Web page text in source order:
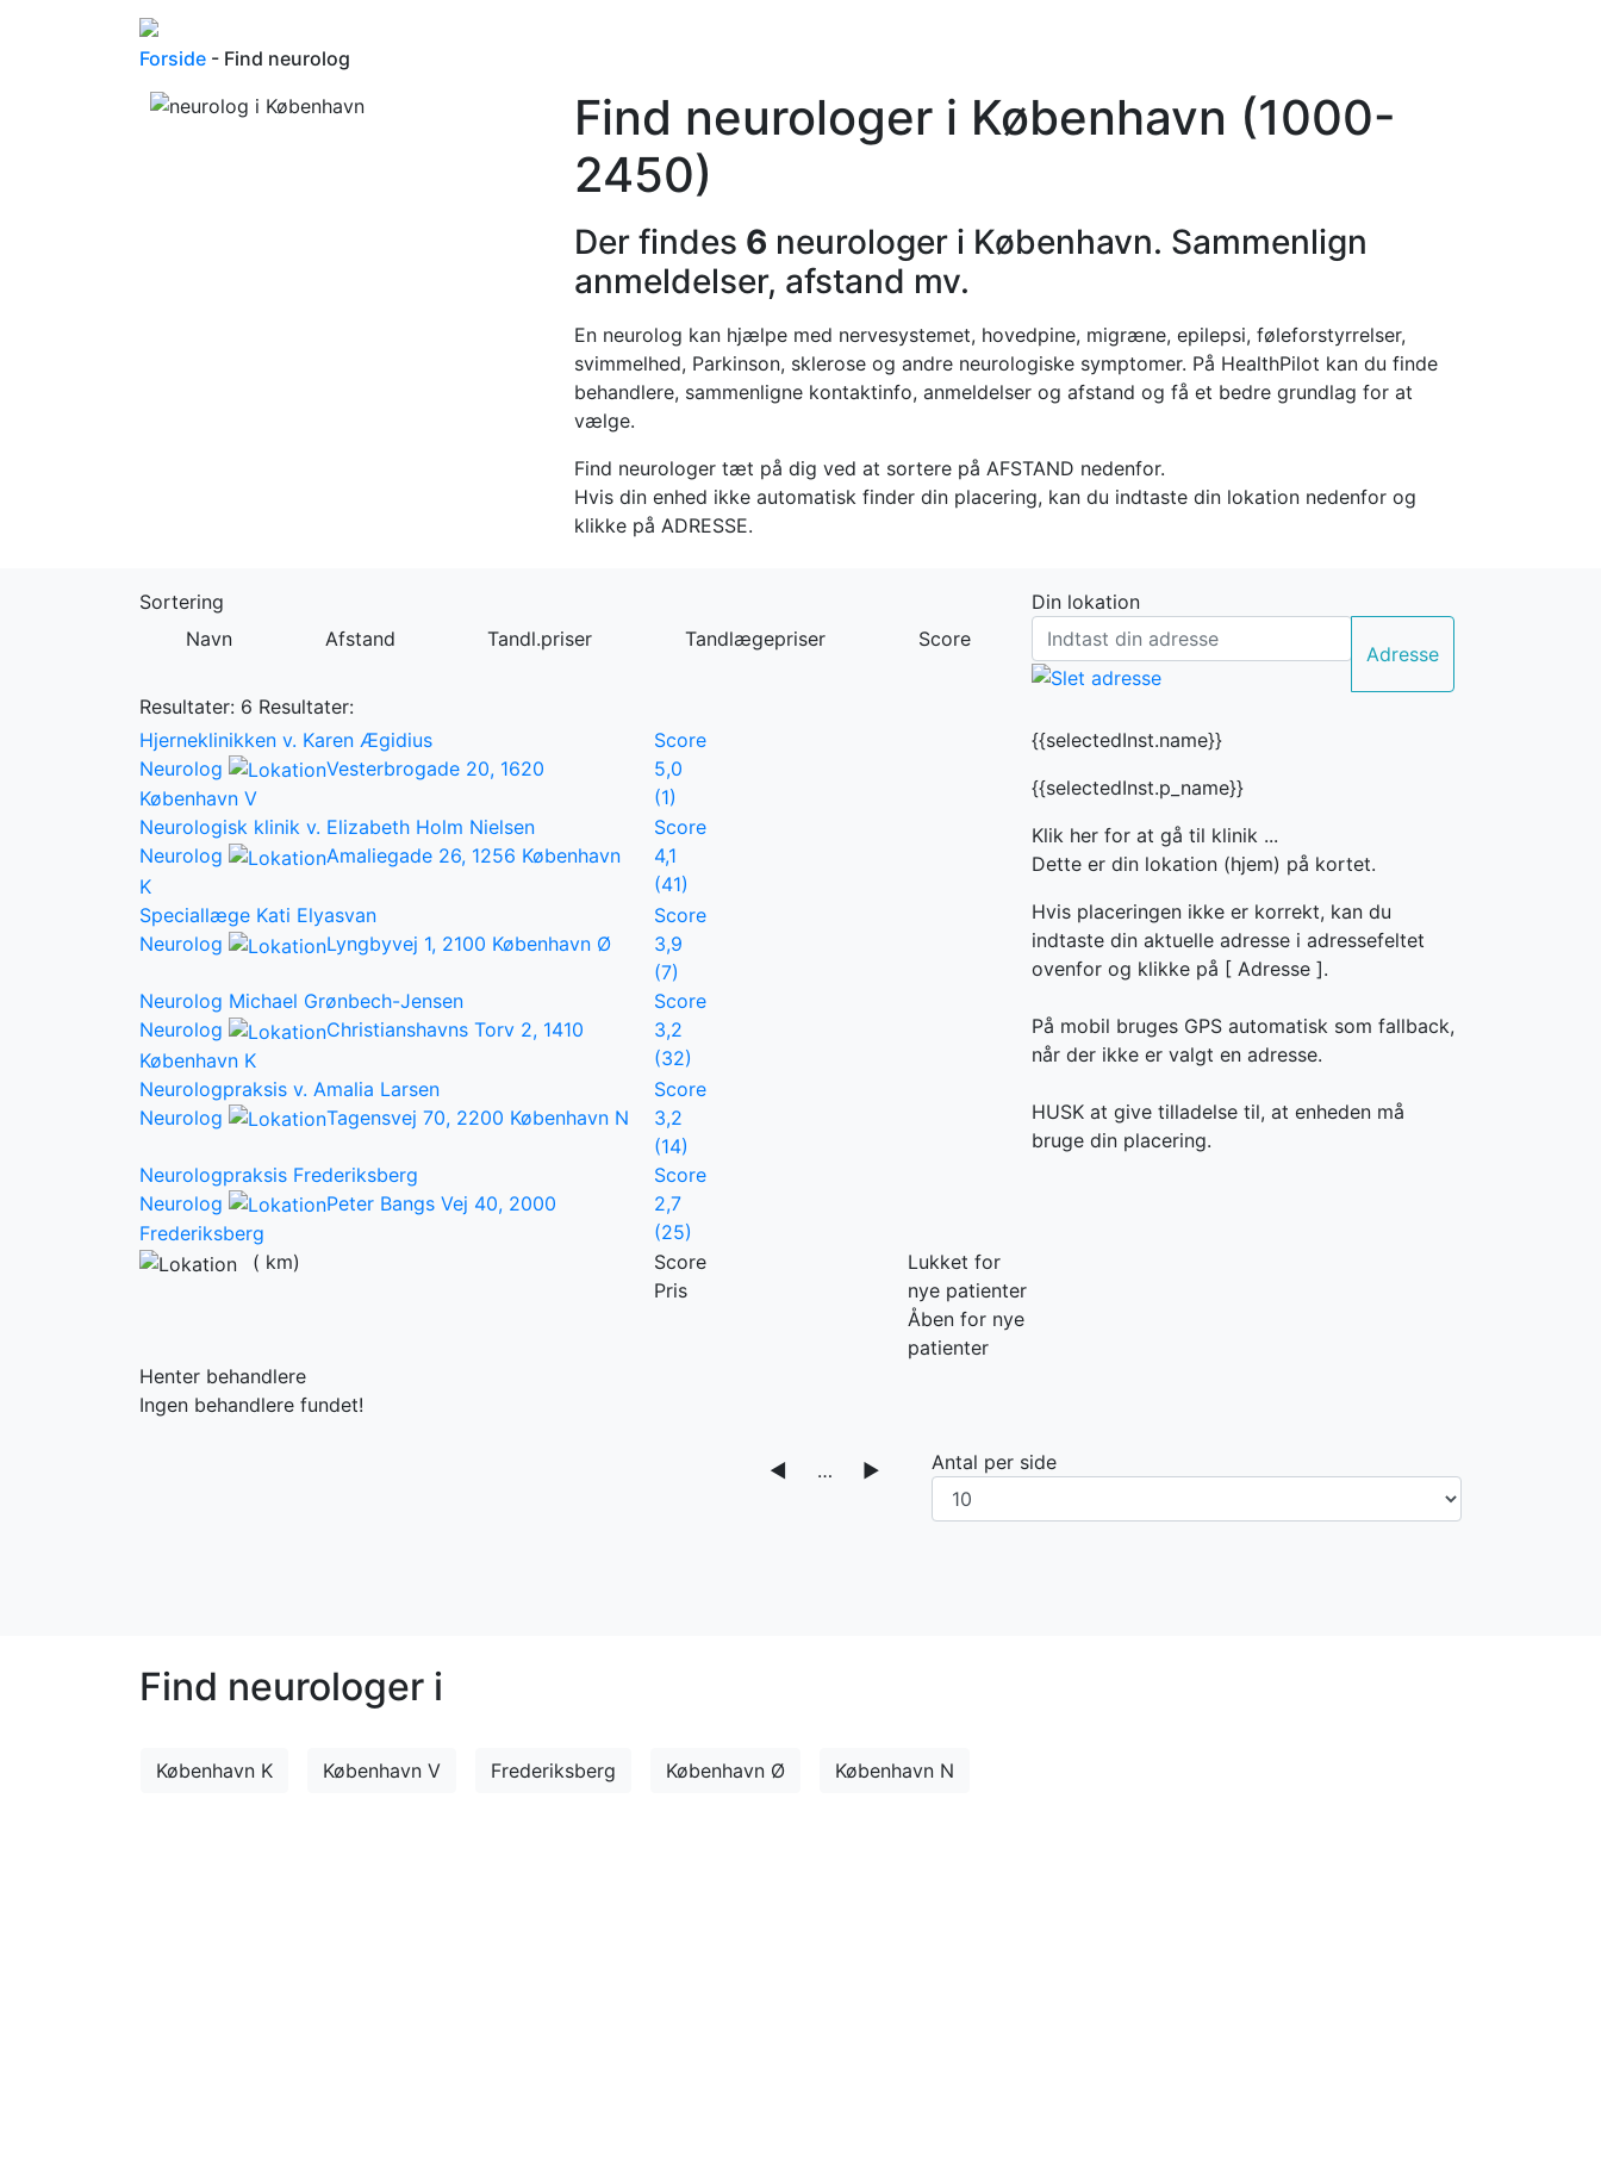
Forside - Find neurolog
Find neurologer i København (1000-
2450)
Der findes 6 neurologer i København. Sammenlign
anmeldelser, afstand mv.
En neurolog kan hjælpe med nervesystemet, hovedpine, migræne, epilepsi, føleforstyrrelser,
svimmelhed, Parkinson, sklerose og andre neurologiske symptomer. På HealthPilot kan du finde
behandlere, sammenligne kontaktinfo, anmeldelser og afstand og få et bedre grundlag for at
vælge.
Find neurologer tæt på dig ved at sortere på AFSTAND nedenfor.
Hvis din enhed ikke automatisk finder din placering, kan du indtaste din lokation nedenfor og
klikke på ADRESSE.
Sortering
Navn
Afstand Tandl.priser Tandlægepriser Score
Din lokation
Adresse
Resultater: 6 Resultater:
Hjerneklinikken v. Karen Ægidius
Neurolog
Vesterbrogade 20, 1620
København V
Score
5,0
(1)
Neurologisk klinik v. Elizabeth Holm Nielsen
Neurolog
Amaliegade 26, 1256 København
K
Score
4,1
(41)
Speciallæge Kati Elyasvan
Neurolog
Lyngbyvej 1, 2100 København Ø
Score
3,9
(7)
Neurolog Michael Grønbech-Jensen
Neurolog
Christianshavns Torv 2, 1410
København K
Score
3,2
(32)
Neurologpraksis v. Amalia Larsen
Neurolog
Tagensvej 70, 2200 København N
Score
3,2
(14)
Neurologpraksis Frederiksberg
Neurolog
Peter Bangs Vej 40, 2000
Frederiksberg
Score
2,7
(25)
( km)
Score
Pris
Lukket for
nye patienter
Åben for nye
patienter
Henter behandlere
Ingen behandlere fundet!
{{selectedInst.name}}
{{selectedInst.p_name}}
Klik her for at gå til klinik ...
Dette er din lokation (hjem) på kortet.
Hvis placeringen ikke er korrekt, kan du
indtaste din aktuelle adresse i adressefeltet
ovenfor og klikke på [ Adresse ].
På mobil bruges GPS automatisk som fallback,
når der ikke er valgt en adresse.
HUSK at give tilladelse til, at enheden må
bruge din placering.
◀ … ▶ Antal per side
Find neurologer i
København K København V Frederiksberg København Ø København N